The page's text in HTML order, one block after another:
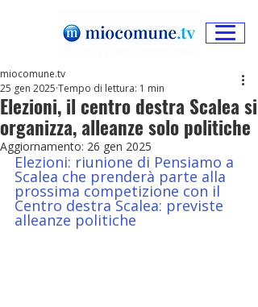
Elezioni, il centro destra Scalea si
organizza, alleanze solo politiche
miocomune.tv
25 gen 2025 Tempo di lettura: 1 min
Aggiornamento: 26 gen 2025
Elezioni: riunione di Pensiamo a
Scalea che prenderà parte alla
prossima competizione con il
Centro destra Scalea: previste
alleanze politiche